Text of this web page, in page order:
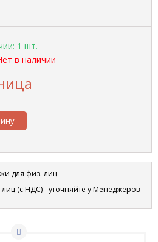
1 шт.
в наличии
для физ. лиц
(с НДС) - уточняйте у Менеджеров